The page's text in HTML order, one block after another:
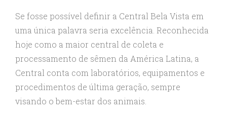
Se fosse possível definir a Central Bela Vista em
uma única palavra seria excelência. Reconhecida
hoje como a maior central de coleta e
processamento de sêmen da América Latina, a
Central conta com laboratórios, equipamentos e
procedimentos de última geração, sempre
visando o bem-estar dos animais.